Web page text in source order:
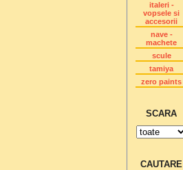
italeri -
vopsele si
accesorii
nave -
machete
scule
tamiya
zero paints
SCARA
CAUTARE